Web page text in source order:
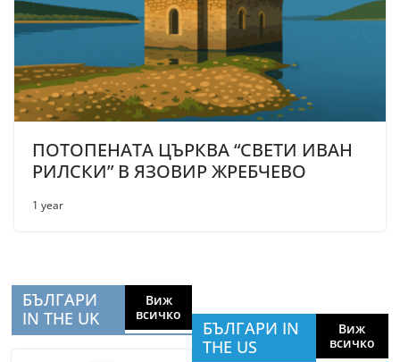
ПОТОПЕНАТА ЦЪРКВА “СВЕТИ ИВАН
РИЛСКИ” В ЯЗОВИР ЖРЕБЧЕВО
1 year
БЪЛГАРИ
IN THE UK
Виж
всичко
БЪЛГАРИ IN
THE US
Виж
всичко